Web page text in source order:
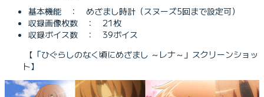
基本機能 ： めざまし時計（スヌーズ5回まで設定可）
収録画像枚数 ： 21枚
収録ボイス数 ： 39ボイス
【「ひぐらしのなく頃にめざまし ～レナ～」スクリーンショッ
ト】